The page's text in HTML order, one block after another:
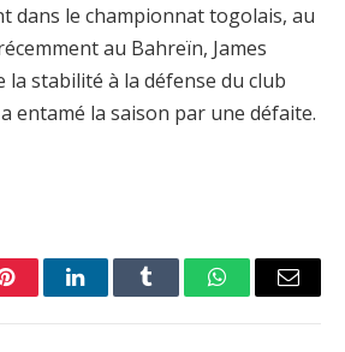
dans le championnat togolais, au
au Bahreïn, James
la stabilité à la défense du club
entamé la saison par une défaite.
PinterestLinkedInTumblr WhatsAppEmail